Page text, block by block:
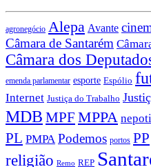
agronegócio Alepa Avante
Câmara de Santarém
Câmara dos
emenda parlamentar esporte Espólio
Internet Justiça do Trabalho
MDB MPF MPPA
PL PMPA Podemos portos PP
religião Remo REP